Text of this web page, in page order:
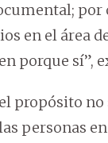
en el área
porque sí”,
propósito
personas